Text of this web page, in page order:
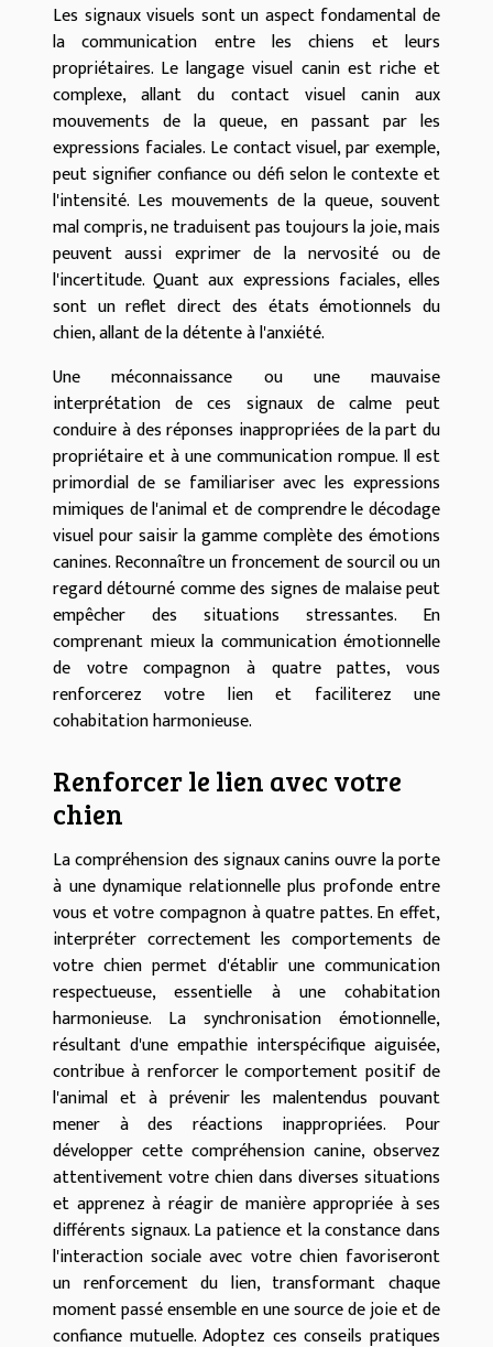
Les signaux visuels sont un aspect fondamental de
la communication entre les chiens et leurs
propriétaires. Le langage visuel canin est riche et
complexe, allant du contact visuel canin aux
mouvements de la queue, en passant par les
expressions faciales. Le contact visuel, par exemple,
peut signifier confiance ou défi selon le contexte et
l'intensité. Les mouvements de la queue, souvent
mal compris, ne traduisent pas toujours la joie, mais
peuvent aussi exprimer de la nervosité ou de
l'incertitude. Quant aux expressions faciales, elles
sont un reflet direct des états émotionnels du
chien, allant de la détente à l'anxiété.
Une méconnaissance ou une mauvaise
interprétation de ces signaux de calme peut
conduire à des réponses inappropriées de la part du
propriétaire et à une communication rompue. Il est
primordial de se familiariser avec les expressions
mimiques de l'animal et de comprendre le décodage
visuel pour saisir la gamme complète des émotions
canines. Reconnaître un froncement de sourcil ou un
regard détourné comme des signes de malaise peut
empêcher des situations stressantes. En
comprenant mieux la communication émotionnelle
de votre compagnon à quatre pattes, vous
renforcerez votre lien et faciliterez une
cohabitation harmonieuse.
Renforcer le lien avec votre
chien
La compréhension des signaux canins ouvre la porte
à une dynamique relationnelle plus profonde entre
vous et votre compagnon à quatre pattes. En effet,
interpréter correctement les comportements de
votre chien permet d'établir une communication
respectueuse, essentielle à une cohabitation
harmonieuse. La synchronisation émotionnelle,
résultant d'une empathie interspécifique aiguisée,
contribue à renforcer le comportement positif de
l'animal et à prévenir les malentendus pouvant
mener à des réactions inappropriées. Pour
développer cette compréhension canine, observez
attentivement votre chien dans diverses situations
et apprenez à réagir de manière appropriée à ses
différents signaux. La patience et la constance dans
l'interaction sociale avec votre chien favoriseront
un renforcement du lien, transformant chaque
moment passé ensemble en une source de joie et de
confiance mutuelle. Adoptez ces conseils pratiques